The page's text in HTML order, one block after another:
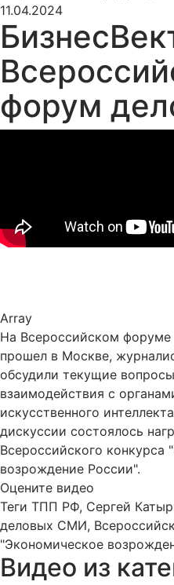
11.04.2024
форум
Array
На Всероссийском
прошел в Москве,
обсудили текущие
взаимодействия с
искусственного
дискуссии состоялось
Всероссийского конкурса
возрождение России".
Оцените видео
Теги ТПП РФ, Сергей
деловых СМИ,
"Экономическое
Видео из